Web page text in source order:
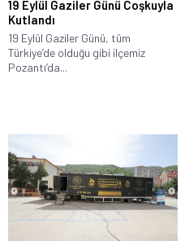
19 Eylül Gaziler Günü Coşkuyla
Kutlandı
19 Eylül Gaziler Günü, tüm
Türkiye’de olduğu gibi ilçemiz
Pozantı’da...